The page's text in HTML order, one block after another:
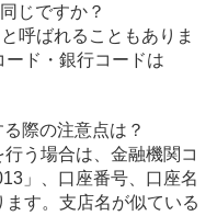
じですか？
呼ばれることもありま
ド・銀行コードは
際の注意点は？
う場合は、金融機関コ
」、口座番号、口座名
す。支店名が似ている